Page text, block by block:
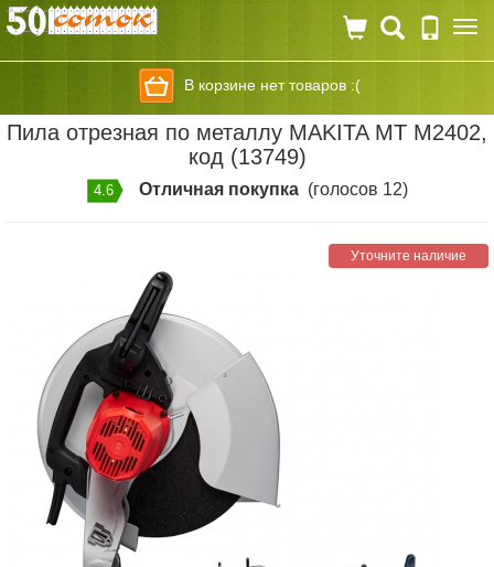
В корзине нет товаров :(
Пила отрезная по металлу MAKITA MT M2402,
код (13749)
4.6 Отличная покупка(голосов 12)
Уточните наличие